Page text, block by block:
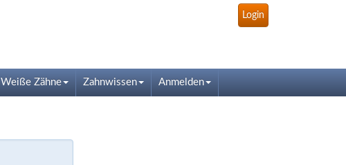
Login
Weiße Zähne Zahnwissen Anmelden